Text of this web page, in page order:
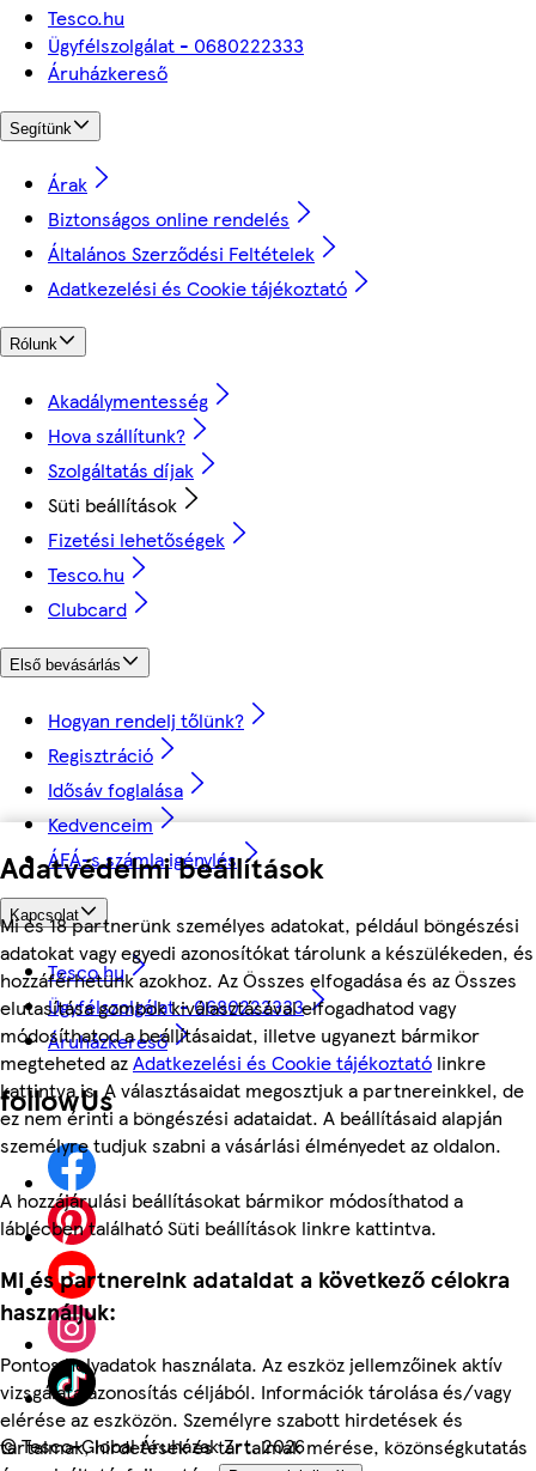
Adatvédelmi beállítások
Mi és 18 partnerünk személyes adatokat, például böngészési
adatokat vagy egyedi azonosítókat tárolunk a készülékeden, és
hozzáférhetünk azokhoz. Az Összes elfogadása és az Összes
elutasítása gombok kiválasztásával elfogadhatod vagy
módosíthatod a beállításaidat, illetve ugyanezt bármikor
megteheted azAdatkezelési és Cookie tájékoztató linkre
kattintva is. A választásaidat megosztjuk a partnereinkkel, de
ez nem érinti a böngészési adataidat. A beállításaid alapján
személyre tudjuk szabni a vásárlási élményedet az oldalon.
A hozzájárulási beállításokat bármikor módosíthatod a
láblécben található Süti beállítások linkre kattintva.
Mi és partnereink adataidat a következő célokra
használjuk:
Pontos helyadatok használata. Az eszköz jellemzőinek aktív
vizsgálata azonosítás céljából. Információk tárolása és/vagy
elérése az eszközön. Személyre szabott hirdetések és
tartalmak, hirdetések és tartalmak mérése, közönségkutatás
Tesco.hu
Ügyfélszolgálat - 0680222333
Áruházkereső
Segítünk
Árak
Biztonságos online rendelés
Általános Szerződési Feltételek
Adatkezelési és Cookie tájékoztató
Rólunk
Akadálymentesség
Hova szállítunk?
Szolgáltatás díjak
Süti beállítások
Fizetési lehetőségek
Tesco.hu
Clubcard
Első bevásárlás
Hogyan rendelj tőlünk?
Regisztráció
Idősáv foglalása
Kedvenceim
ÁFÁ-s számla igénylés
Kapcsolat
Tesco.hu
Ügyfélszolgálat - 0680222333
Áruházkereső
followUs
©Tesco-Global Áruházak Zrt. 2026